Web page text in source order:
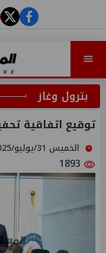
بترول وغاز
توقيع اتفاقية
الخميس 31/يوليو/2025 - 02:33 م